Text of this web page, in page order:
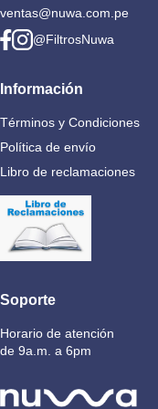
ventas@nuwa.com.pe
@FiltrosNuwa
Información
Términos y Condiciones
Política de envío
Libro de reclamaciones
Soporte
Horario de atención
de 9a.m. a 6pm